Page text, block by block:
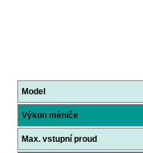
Model
Výkon měniče
Max. vstupní proud